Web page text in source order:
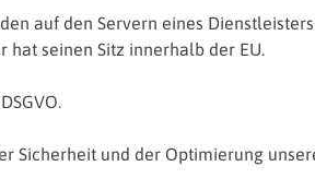
auf den Servern eines
seinen Sitz innerhalb der EU.
Sicherheit und der Optimierung